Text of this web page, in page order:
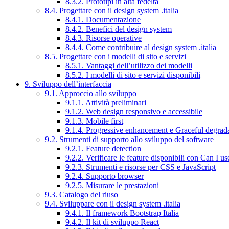
8.4. Progettare con il design system .italia
8.4.1. Documentazione
8.4.2. Benefici del design system
8.4.3. Risorse operative
8.4.4. Come contribuire al design system .italia
8.5. Progettare con i modelli di sito e servizi
8.5.1. Vantaggi dell’utilizzo dei modelli
8.5.2. I modelli di sito e servizi disponibili
9. Sviluppo dell’interfaccia
9.1. Approccio allo sviluppo
9.1.1. Attività preliminari
9.1.2. Web design responsivo e accessibile
9.1.3. Mobile first
9.1.4. Progressive enhancement e Graceful
9.2. Strumenti di supporto allo sviluppo del software
9.2.1. Feature detection
9.2.2. Verificare le feature disponibili con Can I
9.2.3. Strumenti e risorse per CSS e JavaScript
9.2.4. Supporto browser
9.2.5. Misurare le prestazioni
9.3. Catalogo del riuso
9.4. Sviluppare con il design system .italia
9.4.1. Il framework Bootstrap Italia
9.4.2. Il kit di sviluppo React